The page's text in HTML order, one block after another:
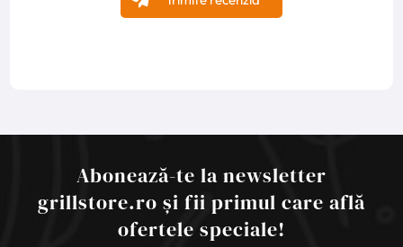
Abonează-te la newsletter
grillstore.ro și fii primul care află
ofertele speciale!